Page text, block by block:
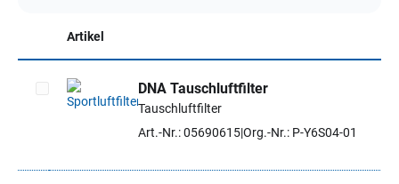
Artikel
Artikel auswählen
DNA Tauschluftfilter
Tauschluftfilter
Art.-Nr.: 05690615Org.-Nr.: P-Y6S04-01